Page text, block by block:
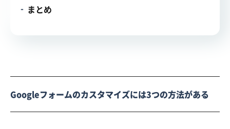
まとめ
Googleフォームのカスタマイズには3つの方法がある